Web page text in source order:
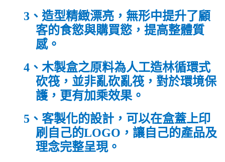
3、 造型精緻漂亮 ， 無形中提升了顧
客的食慾與購買慾 ， 提高整體質
感。
4、 木製盒之原料為人工造林循環式
砍筏 ，並非亂砍亂筏 ， 對於環境保
護 ， 更有加乘效果 。
5、 客製化的設計 ， 可以在盒蓋上印
刷自己的LOGO ， 讓自己的產品及
理念完整呈現。